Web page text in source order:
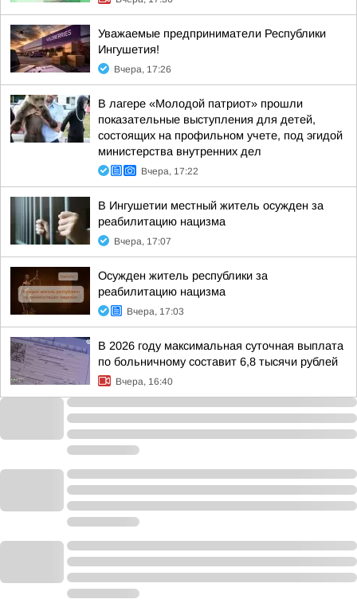
Уважаемые предприниматели Республики
Ингушетия!
Вчера, 17:26
В лагере «Молодой патриот» прошли
показательные выступления для детей,
состоящих на профильном учете, под эгидой
министерства внутренних дел
Вчера, 17:22
В Ингушетии местный житель осужден за
реабилитацию нацизма
Вчера, 17:07
Осужден житель республики за
реабилитацию нацизма
Вчера, 17:03
В 2026 году максимальная суточная выплата
по больничному составит 6,8 тысячи рублей
Вчера, 16:40